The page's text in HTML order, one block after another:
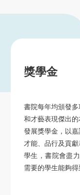
獎學金
書院每年均頒發
和才藝表現傑出
發展獎學金，以
才能、品行及貢
學生，書院會盡
需要的學生能夠得